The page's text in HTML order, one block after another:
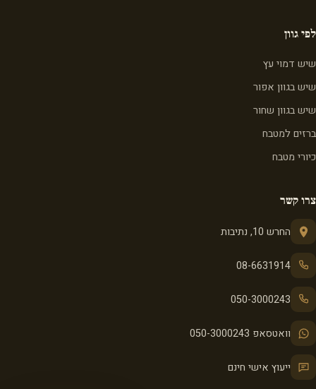
לפי גוון
שיש דמוי עץ
שיש בגוון אפור
שיש בגוון שחור
ברזים למטבח
כיורי מטבח
צרו קשר
החרש 10, נתיבות
08-6631914
050-3000243
וואטסאפ 050-3000243
ייעוץ אישי חינם